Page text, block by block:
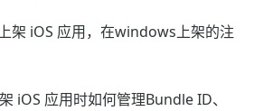
架 iOS 应用，在windows上架的注
iOS 应用时如何管理Bundle ID、